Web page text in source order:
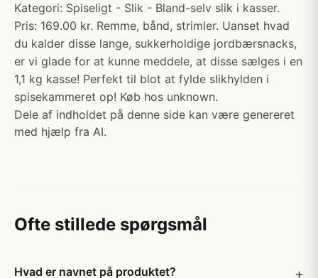
Kategori: Spiseligt - Slik - Bland-selv slik i kasser.
Pris: 169.00 kr. Remme, bånd, strimler. Uanset hvad
du kalder disse lange, sukkerholdige jordbærsnacks,
er vi glade for at kunne meddele, at disse sælges i en
1,1 kg kasse! Perfekt til blot at fylde slikhylden i
spisekammeret op! Køb hos unknown.
Dele af indholdet på denne side kan være genereret
med hjælp fra AI.
Ofte stillede spørgsmål
Hvad er navnet på produktet?